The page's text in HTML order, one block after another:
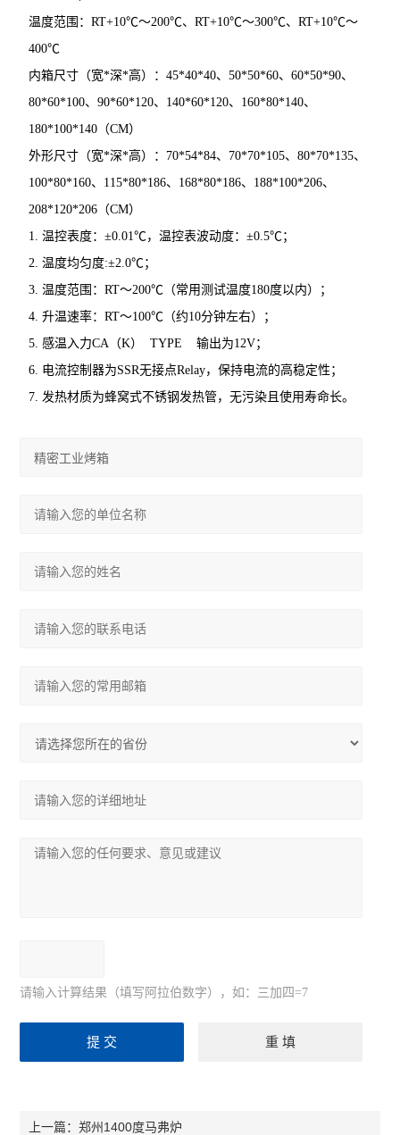
温度范围：RT+10℃～200℃、RT+10℃～300℃、RT+10℃～
400℃
内箱尺寸（宽*深*高）：45*40*40、50*50*60、60*50*90、
80*60*100、90*60*120、140*60*120、160*80*140、
180*100*140（CM）
外形尺寸（宽*深*高）：70*54*84、70*70*105、80*70*135、
100*80*160、115*80*186、168*80*186、188*100*206、
208*120*206（CM）
1. 温控表度：±0.01℃，温控表波动度：±0.5℃；
2. 温度均匀度:±2.0℃；
3. 温度范围：RT～200℃（常用测试温度180度以内）；
4. 升温速率：RT～100℃（约10分钟左右）；
5. 感温入力CA（K） TYPE 输出为12V；
6. 电流控制器为SSR无接点Relay，保持电流的高稳定性；
7. 发热材质为蜂窝式不锈钢发热管，无污染且使用寿命长。
请输入计算结果（填写阿拉伯数字），如：三加四=7
上一篇：郑州1400度马弗炉